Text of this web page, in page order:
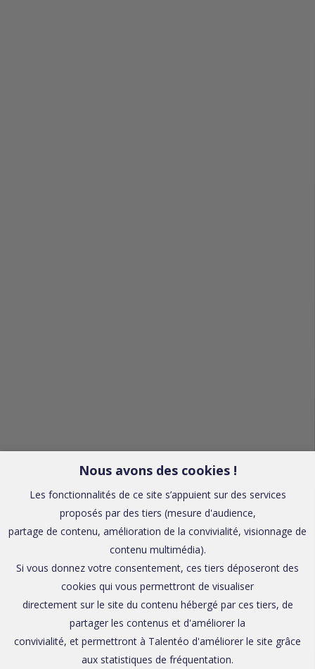
Nous avons des cookies !
Les fonctionnalités de ce site s’appuient sur des services
proposés par des tiers (mesure d'audience,
partage de contenu, amélioration de la convivialité, visionnage de
contenu multimédia).
Si vous donnez votre consentement, ces tiers déposeront des
cookies qui vous permettront de visualiser
directement sur le site du contenu hébergé par ces tiers, de
partager les contenus et d'améliorer la
convivialité, et permettront à Talentéo d'améliorer le site grâce
aux statistiques de fréquentation.